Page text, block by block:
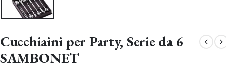
Cucchiaini per Party, Serie da 6
SAMBONET